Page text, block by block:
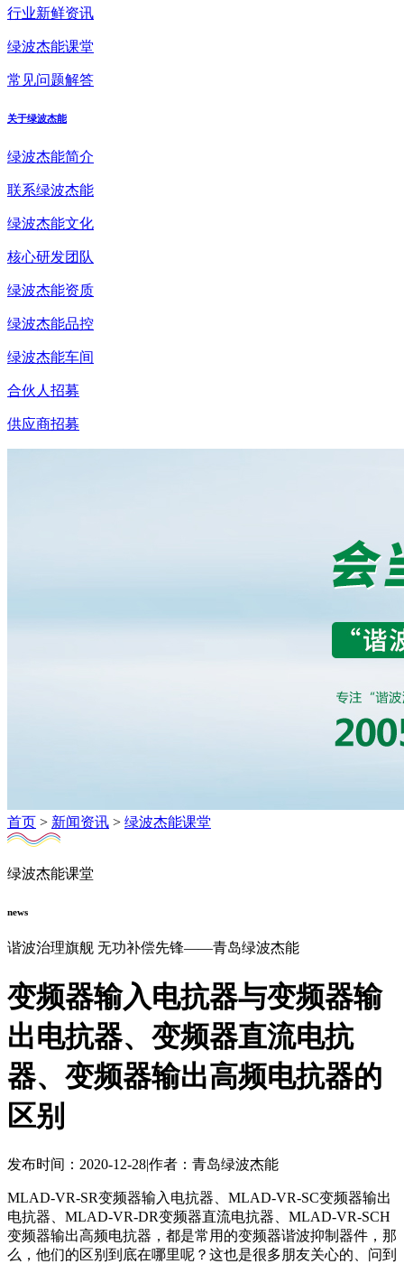
行业新鲜资讯
绿波杰能课堂
常见问题解答
关于绿波杰能
绿波杰能简介
联系绿波杰能
绿波杰能文化
核心研发团队
绿波杰能资质
绿波杰能品控
绿波杰能车间
合伙人招募
供应商招募
首页 > 新闻资讯 > 绿波杰能课堂
绿波杰能课堂
news
谐波治理旗舰 无功补偿先锋——青岛绿波杰能
变频器输入电抗器与变频器输
出电抗器、变频器直流电抗
器、变频器输出高频电抗器的
区别
发布时间：2020-12-28|作者：青岛绿波杰能
MLAD-VR-SR变频器输入电抗器、MLAD-VR-SC变频器输出
电抗器、MLAD-VR-DR变频器直流电抗器、MLAD-VR-SCH
变频器输出高频电抗器，都是常用的变频器谐波抑制器件，那
么，他们的区别到底在哪里呢？这也是很多朋友关心的、问到